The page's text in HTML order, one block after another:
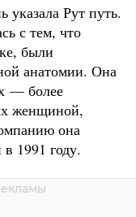
указала Рут путь.
с тем, что
были
анатомии. Она
— более
женщиной,
она
1991 году.